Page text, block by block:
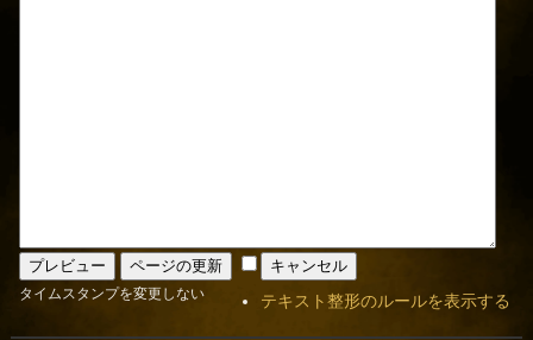
タイムスタンプを変更しない テキスト整形のルールを表示する